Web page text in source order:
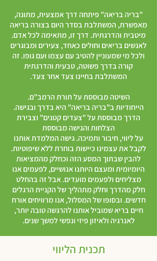
"בריה בריאה" פיתחה דרך אמצעית, מתונה,
מאפשרת, המשתלבת בסדר היום בצורה בריאה
מיטבית והדרגתית. דרך זו, מתאימה לכל אדם.
לאנשים בריאים וחולים כאחד, צעירים ומבוגרים
ולכל מי שמעוניין להטיב עם עצמו ועם גופו. זה
קורה בדרך פשוטה, טבעית והדרגתית
המשתלבת בחיינו צעד אחר צעד.
השיטה מבוססת על תורת הרמב"ם.
הייחודיות ב"בריה בריאה" היא בדרך ובגישה.
הדרך מבוססת על "צעדים קטנים" וצבירת
הצלחות והגישה מבוססת
על ליווי, חיבור ותמיכה. גישה המלמדת אותנו
לקבל את עצמינו כיישות בוחרת ללא שיפוטיות.
להבין שבתוך המסע הזה וכחלק מהמציאות
היומיומית ומעצם היותנו אנושיים, לפעמים אנו
מצליחים ולפעמים מועדים. אבל זה בהחלט
חלק מהדרך וחלק מתהליך של הקניית הרגלים
חדשים. ובסופו של המסלול, אנו מרוויחים אורח
חיים בריא שמוביל אותנו להרגשה טובה יותר,
לאנרגיה ולאיזון פיזי ונפשי למשך שנים.
תכנית הליווי